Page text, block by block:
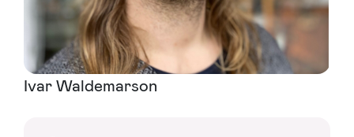
Ivar Waldemarson